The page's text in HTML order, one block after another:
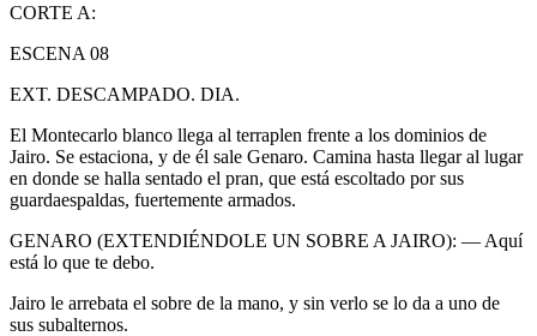
CORTE A:
ESCENA 08
EXT. DESCAMPADO. DIA.
El Montecarlo blanco llega al terraplen frente a los dominios de
Jairo. Se estaciona, y de él sale Genaro. Camina hasta llegar al lugar
en donde se halla sentado el pran, que está escoltado por sus
guardaespaldas, fuertemente armados.
GENARO (EXTENDIÉNDOLE UN SOBRE A JAIRO): — Aquí
está lo que te debo.
Jairo le arrebata el sobre de la mano, y sin verlo se lo da a uno de
sus subalternos.